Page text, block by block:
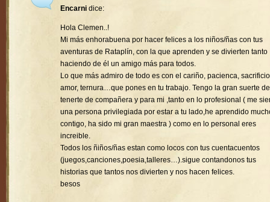
Encarni dice:
Hola Clemen..!
Mi más enhorabuena por hacer felices a los niños/ñas con tus
aventuras de Rataplín, con la que aprenden y se divierten tanto
haciendo de él un amigo más para todos.
Lo que más admiro de todo es con el cariño, pacienca,
amor, ternura…que pones en tu trabajo. Tengo la gran suerte de
tenerte de compañera y para mi ,tanto en lo profesional ( me
una persona privilegiada por estar a tu lado,he aprendido
contigo, ha sido mi gran maestra ) como en lo personal eres
increible.
Todos los ñiños/ñas estan como locos con tus cuentacuentos
(juegos,canciones,poesia,talleres…).sigue contandonos tus
historias que tantos nos divierten y nos hacen felices.
besos